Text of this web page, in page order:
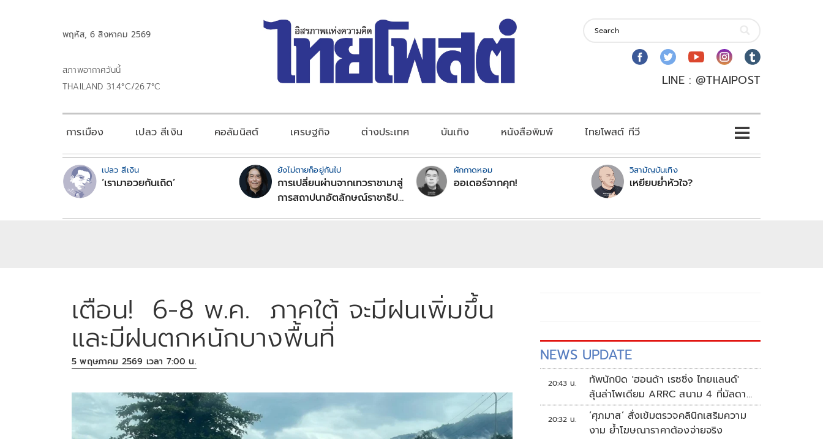
พฤหัส, 6 สิงหาคม 2569
สภาพอากาศวันนี้
THAILAND 31.4°C/26.7°C
LINE : @THAIPOST
การเมือง เปลว สีเงิน คอลัมนิสต์ เศรษฐกิจ ต่างประเทศ บันเทิง หนังสือพิมพ์ ไทยโพสต์ ทีวี
เปลว สีเงิน
‘เรามาอวยกันเถิด’
ยังไม่ตายก็อยู่กันไป
การเปลี่ยนผ่านจากเทวราชามาสู่
การสถาปนาอัตลักษณ์ราชาธิป
ผักกาดหอม
ออเดอร์จากคุก!
วิสามัญบันเทิง
เหยียบย่ำหัวใจ?
เตือน! 6-8 พ.ค. ภาคใต้ จะมีฝนเพิ่มขึ้น
และมีฝนตกหนักบางพื้นที่
5 พฤษภาคม 2569 เวลา 7:00 น. NEWS UPDATE
20:43 น.
ทัพนักบิด 'ฮอนด้า เรซซิ่ง ไทยแลนด์'
ลุ้นล่าโพเดียม ARRC สนาม 4 ที่มัลดาลิ
กา
20:32 น.
‘ศุภมาส’ สั่งเข้มตรวจคลินิกเสริมความ
งาม ย้ำโฆษณาราคาต้องจ่ายจริง